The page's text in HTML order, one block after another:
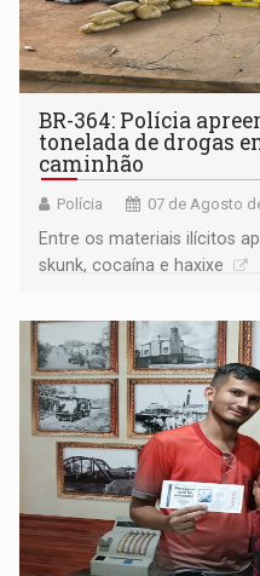
BR-364: Polícia
tonelada de drogas
caminhão
Polícia 07 de Agosto
Entre os materiais ilícitos
skunk, cocaína e haxixe